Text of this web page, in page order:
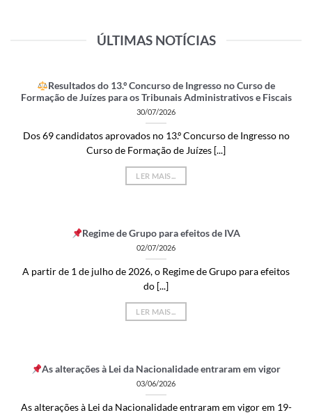
ÚLTIMAS NOTÍCIAS
Resultados do 13.º Concurso de Ingresso no Curso de
Formação de Juízes para os Tribunais Administrativos e Fiscais
30/07/2026
Dos 69 candidatos aprovados no 13.º Concurso de Ingresso no
Curso de Formação de Juízes [...]
LER MAIS...
Regime de Grupo para efeitos de IVA
02/07/2026
A partir de 1 de julho de 2026, o Regime de Grupo para efeitos
do [...]
LER MAIS...
As alterações à Lei da Nacionalidade entraram em vigor
03/06/2026
As alterações à Lei da Nacionalidade entraram em vigor em 19-